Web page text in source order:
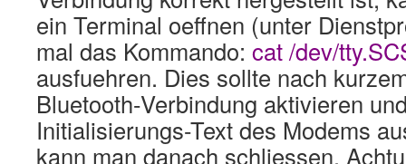
ein Terminal oeffnen (unter
mal das Kommando: cat /dev/
ausfuehren. Dies sollte nach
Bluetooth-Verbindung aktivieren
Initialisierungs-Text des Modems
kann man danach schliessen.